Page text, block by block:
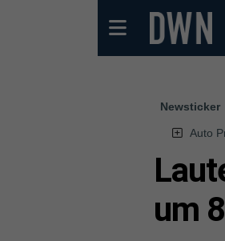
Newsticker
Auto
um